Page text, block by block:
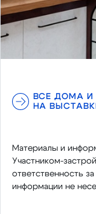
ВСЕ ДОМА
НА
Материалы и
Участником-
ответственность
информации не